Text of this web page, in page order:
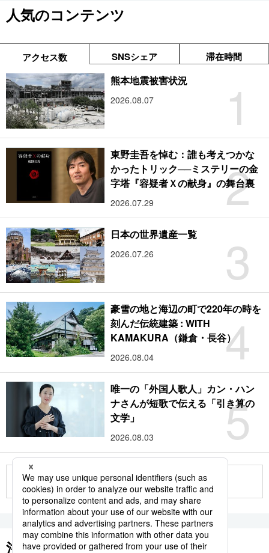
人気のコンテンツ
アクセス数 SNSシェア 滞在時間
1
熊本地震被害状況
2026.08.07
2
東野圭吾を悼む：誰も考えつかな
かったトリック──ミステリーの金
字塔『容疑者Ｘの献身』の舞台裏
2026.07.29
3
日本の世界遺産一覧
2026.07.26
4
豪雪の地と海辺の町で220年の時を
刻んだ伝統建築 : WITH
KAMAKURA（鎌倉・長谷）
2026.08.04
5
唯一の「外国人歌人」カン・ハン
ナさんが短歌で伝える「引き算の
文学」
2026.08.03
もっと見る
注目のキーワード